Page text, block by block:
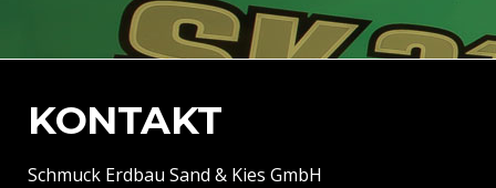
KONTAKT
Schmuck Erdbau Sand & Kies GmbH